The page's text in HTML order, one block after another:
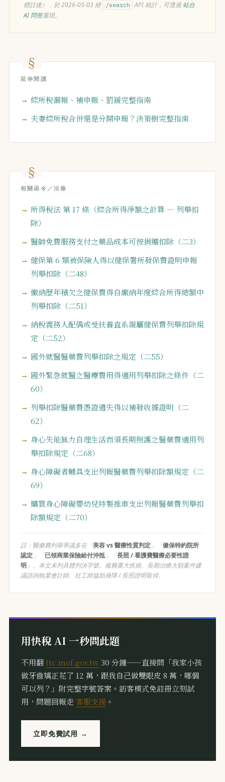
標註後），於 2026-05-03 經
/search API 統計，可透過站台
AI 問答重現。
延伸閱讀
綜所稅漏報、補申報、罰鍰完整指南
夫妻綜所稅合併還是分開申報？決策樹完整指南
相關函令／法條
所得稅法 第 17 條（綜合所得淨額之計算 — 列舉扣
除）
醫師免費服務支付之藥品成本可按捐贈扣除（二3）
健保第 6 類被保險人得以健保署所發保費證明申報
列舉扣除（二48）
繳納歷年積欠之健保費得自繳納年度綜合所得總額中
列舉扣除（二51）
納稅義務人配偶或受扶養直系親屬健保費列舉扣除規
定（二52）
國外就醫醫藥費列舉扣除之規定（二55）
國外緊急就醫之醫療費用得適用列舉扣除之條件（二
60）
列舉扣除醫藥費憑證遺失得以補發收據證明（二
62）
身心失能無力自理生活而須長期照護之醫藥費適用列
舉扣除規定（二68）
身心障礙者輔具支出列報醫藥費列舉扣除額規定（二
69）
購買身心障礙嬰幼兒特製推車支出列報醫藥費列舉扣
除額規定（二70）
註：醫藥費列舉爭議多在「美容 vs 醫療性質判定 」「健保特約院所
認定 」「已領商業保險給付沖抵 」「長照 / 看護費醫療必要性證
明 」。本文未列具體判決字號。複雜重大疾病、長期治療大額案件建
議諮詢執業會計師、社工師協助身障 / 長照證明取得。
用快稅 AI 一秒問此題
不用翻ttc.mof.gov.tw 30 分鐘——直接問「我家小孩
做牙齒矯正花了 12 萬，跟我自己做雙眼皮 8 萬，哪個
可以列？」附完整字號答案。訪客模式免註冊立刻試
用，問題回報走客服支援 。
立即免費試用 →